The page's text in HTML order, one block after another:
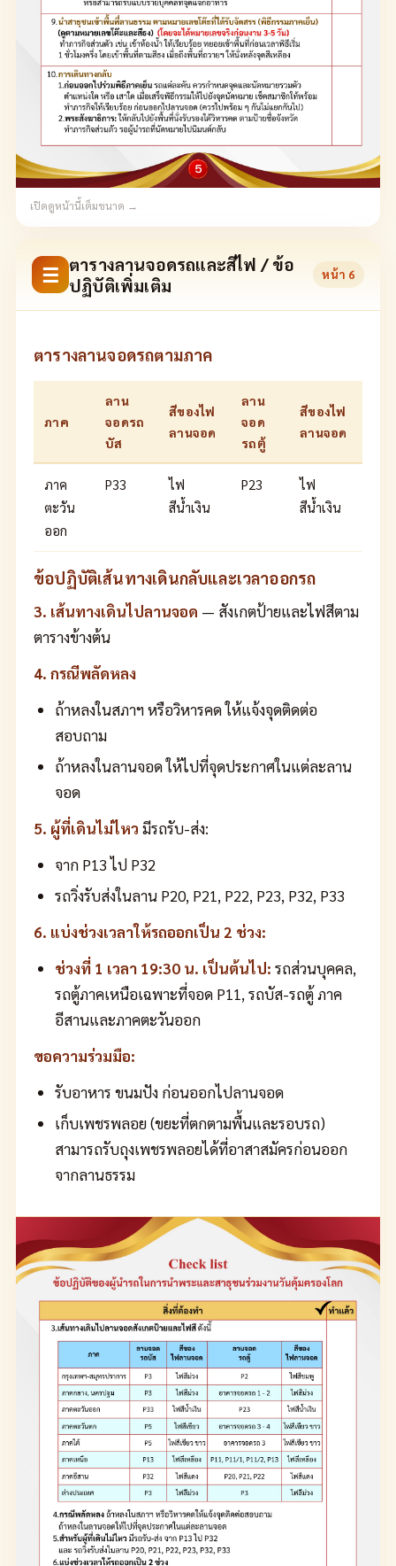
เปิดดูหน้านี้เต็มขนาด →
☰ ตารางลานจอดรถและสีไฟ / ข้อ
ปฏิบัติเพิ่มเติม
หน้า 6
ตารางลานจอดรถตามภาค
ภาค
ลาน
จอดรถ
บัส
สีของไฟ
ลานจอด
ลาน
จอด
รถตู้
สีของไฟ
ลานจอด
ภาค
ตะวัน
ออก
P33
ไฟ
สีน้ำเงิน
P23
ไฟ
สีน้ำเงิน
ข้อปฏิบัติเส้นทางเดินกลับและเวลาออกรถ
3. เส้นทางเดินไปลานจอด — สังเกตป้ายและไฟสีตาม
ตารางข้างต้น
4. กรณีพลัดหลง
ถ้าหลงในสภาฯ หรือวิหารคด ให้แจ้งจุดติดต่อ
สอบถาม
ถ้าหลงในลานจอด ให้ไปที่จุดประกาศในแต่ละลาน
จอด
5. ผู้ที่เดินไม่ไหว มีรถรับ-ส่ง:
จาก P13 ไป P32
รถวิ่งรับส่งในลาน P20, P21, P22, P23, P32, P33
6. แบ่งช่วงเวลาให้รถออกเป็น 2 ช่วง:
ช่วงที่ 1 เวลา 19:30 น. เป็นต้นไป: รถส่วนบุคคล,
รถตู้ภาคเหนือเฉพาะที่จอด P11, รถบัส-รถตู้ ภาค
อีสานและภาคตะวันออก
ขอความร่วมมือ:
รับอาหาร ขนมปัง ก่อนออกไปลานจอด
เก็บเพชรพลอย (ขยะที่ตกตามพื้นและรอบรถ)
สามารถรับถุงเพชรพลอยได้ที่อาสาสมัครก่อนออก
จากลานธรรม